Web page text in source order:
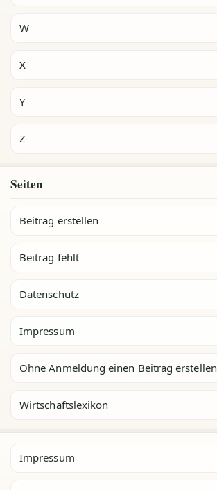
W
X
Y
Z
Seiten
Beitrag erstellen
Beitrag fehlt
Datenschutz
Impressum
Ohne Anmeldung einen Beitrag erstellen
Wirtschaftslexikon
Impressum